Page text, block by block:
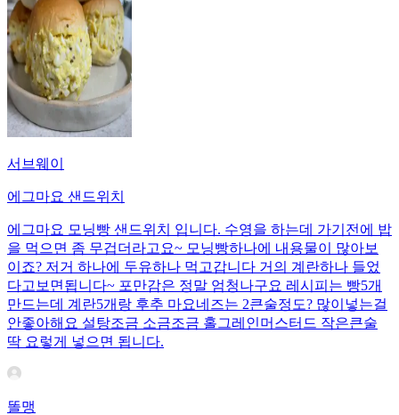
서브웨이
에그마요 샌드위치
에그마요 모닝빵 샌드위치 입니다. 수영을 하는데 가기전에 밥
을 먹으면 좀 무겁더라고요~ 모닝빵하나에 내용물이 많아보
이죠? 저거 하나에 두유하나 먹고갑니다 거의 계란하나 들었
다고보면됩니다~ 포만감은 정말 엄청나구요 레시피는 빵5개
만드는데 계란5개랑 후추 마요네즈는 2큰술정도? 많이넣는걸
안좋아해요 설탕조금 소금조금 홀그레인머스터드 작은큰술
딱 요렇게 넣으면 됩니다.
똘맹